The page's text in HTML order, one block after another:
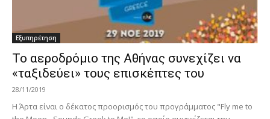
Εξυπηρέτηση
Το αεροδρόμιο της Αθήνας συνεχίζει να
«ταξιδεύει» τους επισκέπτες του
28/11/2019
Η Άρτα είναι ο δέκατος προορισμός του προγράμματος "Fly me to